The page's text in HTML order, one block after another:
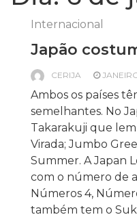
Internacional
Japão
CERIJA
Ambos os países
semelhantes. No
Takarakuji que
Virada; Jumbo
Summer. A Japan
com o número de
Números 4,
também tem o